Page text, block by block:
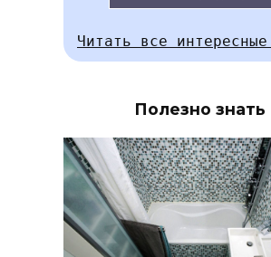
Читать все
Полезно знать